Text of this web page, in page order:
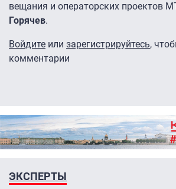
вещания и операторских проектов
Горячев.
Войдите или зарегистрируйтесь,
комментарии
ЭКСПЕРТЫ